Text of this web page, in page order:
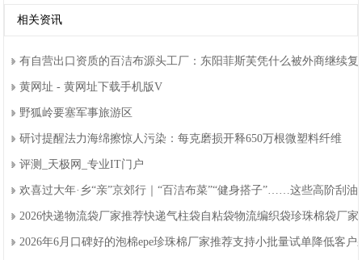
相关资讯
有自营出口资质的百洁布源头工厂：东阳菲斯芙凭什么被外商继续复
黄网址-黄网址下载手机版V
野狐岭要塞军事旅游区
研讨提醒法力海绵擦惊人污染：每克磨损开释650万根微塑料纤维
评测_天极网_专业IT门户
欢喜过大年·乡“亲”京郊行｜“百洁布菜”“健身搭子”……这些高阶刮
2026快递物流袋厂家推荐快递气柱袋自粘袋物流编织袋珍珠棉袋厂
2026年6月口碑好的泡棉epe珍珠棉厂家推荐支持小批量试单降低客户